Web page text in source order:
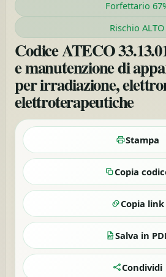
Forfettario
Rischio ALTO
Codice ATECO
e manutenzione di
per irradiazione,
elettroterapeutiche
Stampa
Copia
Copia link
Salva in
Condividi